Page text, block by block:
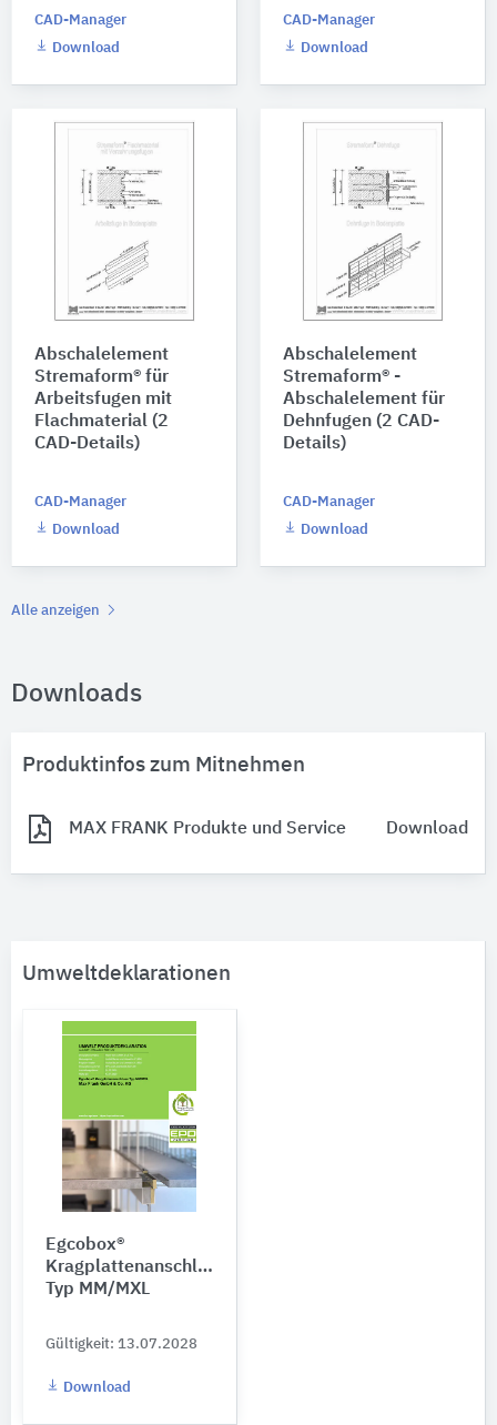
CAD-Manager
Download
CAD-Manager
Download
Abschalelement
Stremaform® für
Arbeitsfugen mit
Flachmaterial (2
CAD-Details)
CAD-Manager
Download
Abschalelement
Stremaform® -
Abschalelement für
Dehnfugen (2 CAD-
Details)
CAD-Manager
Download
Alle anzeigen
Downloads
Produktinfos zum Mitnehmen
MAX FRANK Produkte und Service Download
Umweltdeklarationen
Egcobox®
Kragplattenanschluss
Typ MM/MXL
Gültigkeit: 13.07.2028
Download